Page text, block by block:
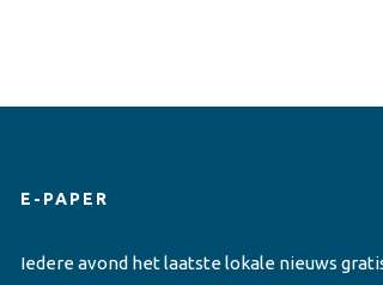
E-PAPER
Iedere avond het laatste lokale nieuws